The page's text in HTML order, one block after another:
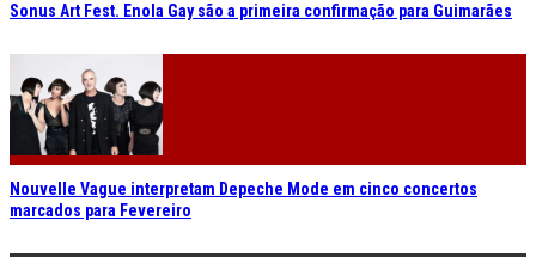
Sonus Art Fest. Enola Gay são a primeira confirmação para Guimarães
Nouvelle Vague interpretam Depeche Mode em cinco concertos
marcados para Fevereiro